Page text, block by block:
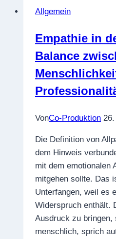
Allgemein
Empathie in
Balance
VonCo-Produktion
Die Definition von
dem Hinweis
mit dem emotionalen
mitgehen sollte. Das
Unterfangen, weil es
Widerspruch enthält.
Ausdruck zu bringen,
menschlich, sprich